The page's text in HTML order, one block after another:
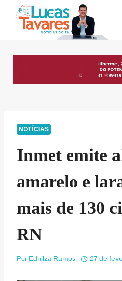
NOTÍCIAS
Inmet emite
amarelo e
mais de 130
RN
Por Ednilza Ramos 27 de